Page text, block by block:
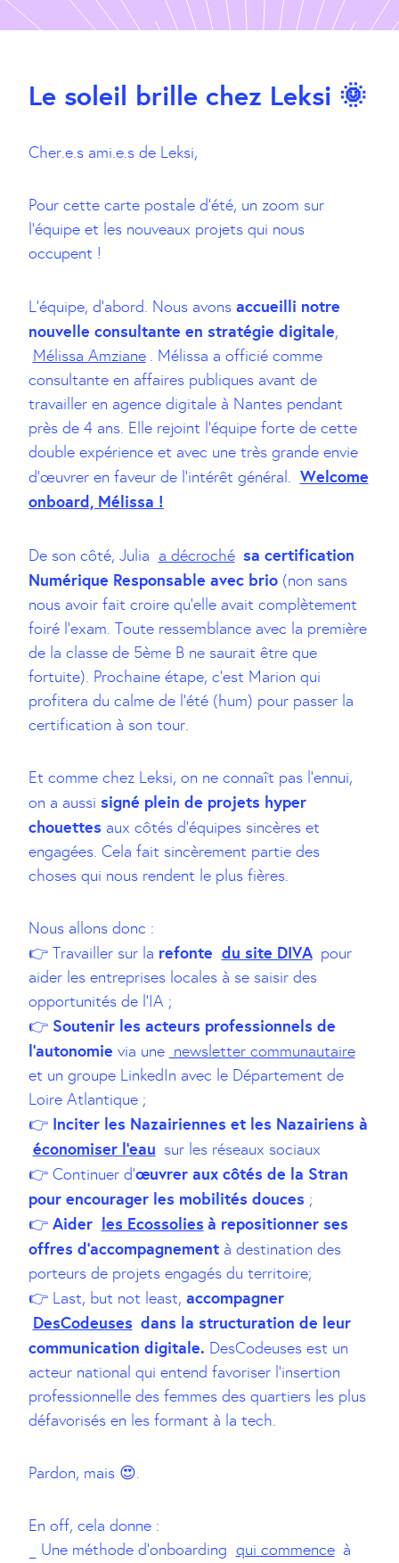
Le soleil brille chez Leksi 🌞
Cher.e.s ami.e.s de Leksi,
Pour cette carte postale d’été, un zoom sur
l’équipe et les nouveaux projets qui nous
occupent !
L’équipe, d’abord. Nous avons accueilli notre
nouvelle consultante en stratégie digitale,
Mélissa Amziane . Mélissa a officié comme
consultante en affaires publiques avant de
travailler en agence digitale à Nantes pendant
près de 4 ans. Elle rejoint l’équipe forte de cette
double expérience et avec une très grande envie
d’œuvrer en faveur de l’intérêt général. Welcome
onboard, Mélissa !
De son côté, Julia a décroché sa certification
Numérique Responsable avec brio (non sans
nous avoir fait croire qu’elle avait complètement
foiré l’exam. Toute ressemblance avec la première
de la classe de 5ème B ne saurait être que
fortuite). Prochaine étape, c’est Marion qui
profitera du calme de l’été (hum) pour passer la
certification à son tour.
Et comme chez Leksi, on ne connaît pas l’ennui,
on a aussi signé plein de projets hyper
chouettes aux côtés d’équipes sincères et
engagées. Cela fait sincèrement partie des
choses qui nous rendent le plus fières.
Nous allons donc :
👉 Travailler sur la refonte du site DIVA pour
aider les entreprises locales à se saisir des
opportunités de l’IA ;
👉 Soutenir les acteurs professionnels de
l’autonomie via une newsletter communautaire
et un groupe LinkedIn avec le Département de
Loire Atlantique ;
👉 Inciter les Nazairiennes et les Nazairiens à
économiser l’eau sur les réseaux sociaux
👉 Continuer d’œuvrer aux côtés de la Stran
pour encourager les mobilités douces ;
👉 Aider les Ecossolies à repositionner ses
offres d’accompagnement à destination des
porteurs de projets engagés du territoire;
👉 Last, but not least, accompagner
DesCodeuses dans la structuration de leur
communication digitale. DesCodeuses est un
acteur national qui entend favoriser l’insertion
professionnelle des femmes des quartiers les plus
défavorisés en les formant à la tech.
Pardon, mais 😍.
En off, cela donne :
_ Une méthode d’onboarding qui commence à